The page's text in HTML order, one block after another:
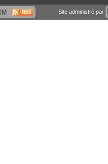
Site administré par